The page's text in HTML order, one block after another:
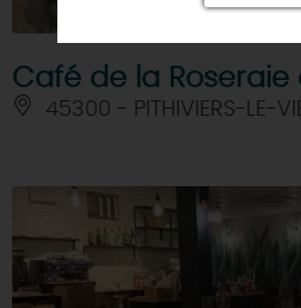
Café de la Roseraie
45300 - PITHIVIERS-LE-